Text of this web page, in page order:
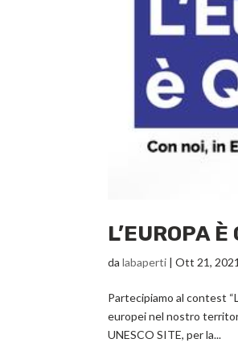
L’EUROPA
dalabaperti |Ott 21, 2021
Partecipiamo al contest
europei nel nostro
UNESCO SITE, per la...